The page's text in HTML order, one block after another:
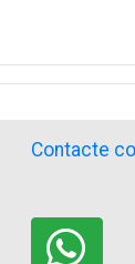
Contacte